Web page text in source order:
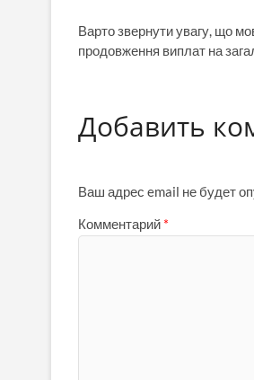
Варто звернути увагу, що
продовження виплат на
Добавить
Ваш адрес email не будет
Комментарий *